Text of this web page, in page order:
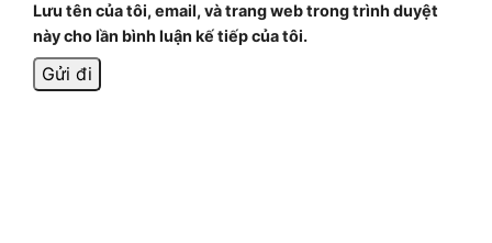
Lưu tên của tôi, email, và trang web trong trình duyệt
này cho lần bình luận kế tiếp của tôi.